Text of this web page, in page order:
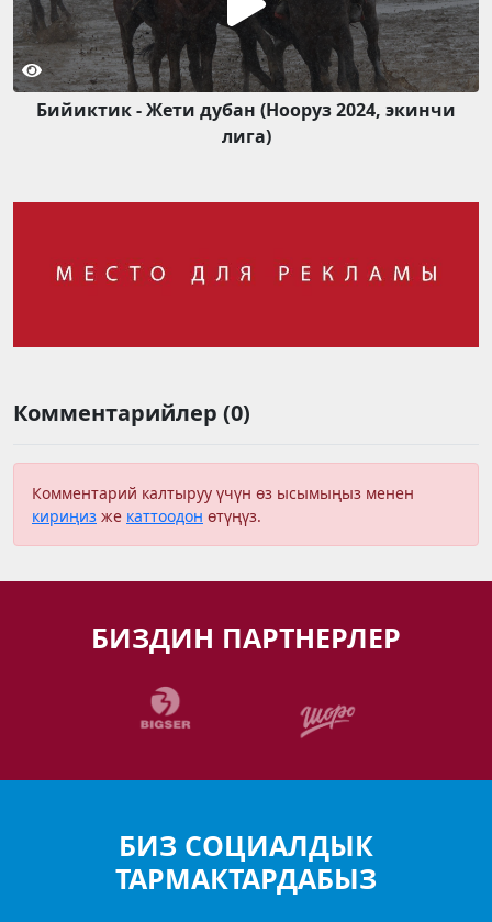
Бийиктик - Жети дубан (Нооруз 2024, экинчи
лига)
Комментарийлер (0)
Комментарий калтыруу үчүн өз ысымыңыз менен
кириңиз же каттоодон өтүңүз.
БИЗДИН ПАРТНЕРЛЕР
БИЗ СОЦИАЛДЫК
ТАРМАКТАРДАБЫЗ